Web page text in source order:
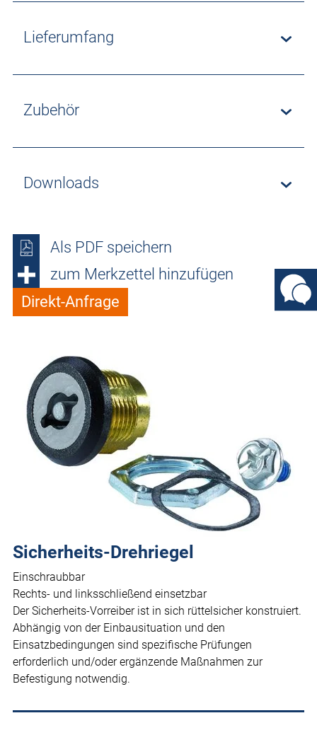
Lieferumfang
Zubehör
Downloads
Als PDF speichern
zum Merkzettel hinzufügen
Direkt-Anfrage
Sicherheits-Drehriegel
Einschraubbar
Rechts- und linksschließend einsetzbar
Der Sicherheits-Vorreiber ist in sich rüttelsicher konstruiert.
Abhängig von der Einbausituation und den
Einsatzbedingungen sind spezifische Prüfungen
erforderlich und/oder ergänzende Maßnahmen zur
Befestigung notwendig.